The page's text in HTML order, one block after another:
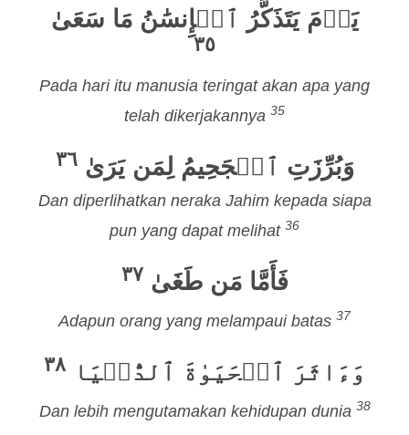
يَوۡمَ يَتَذَكَّرُ ٱلۡإِنسَٰنُ مَا سَعَىٰ
٣٥
Pada hari itu manusia teringat akan apa yang
telah dikerjakannya 35
وَبُرِّزَتِ ٱلۡجَحِيمُ لِمَن يَرَىٰ٣٦
Dan diperlihatkan neraka Jahim kepada siapa
pun yang dapat melihat 36
فَأَمَّا مَن طَغَىٰ ٣٧
Adapun orang yang melampaui batas 37
وَءَاثَرَ ٱلۡحَيَوٰةَ ٱلدُّنۡيَا ٣٨
Dan lebih mengutamakan kehidupan dunia 38